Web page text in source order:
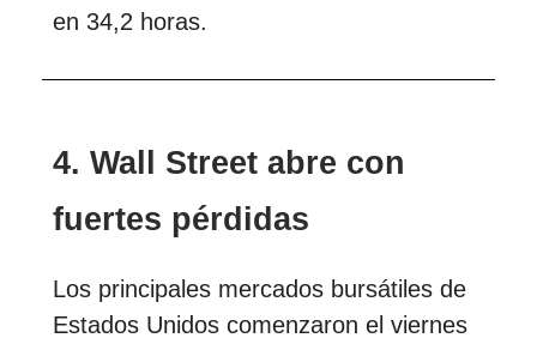
en 34,2 horas.
4. Wall Street abre con
fuertes pérdidas
Los principales mercados bursátiles de
Estados Unidos comenzaron el viernes